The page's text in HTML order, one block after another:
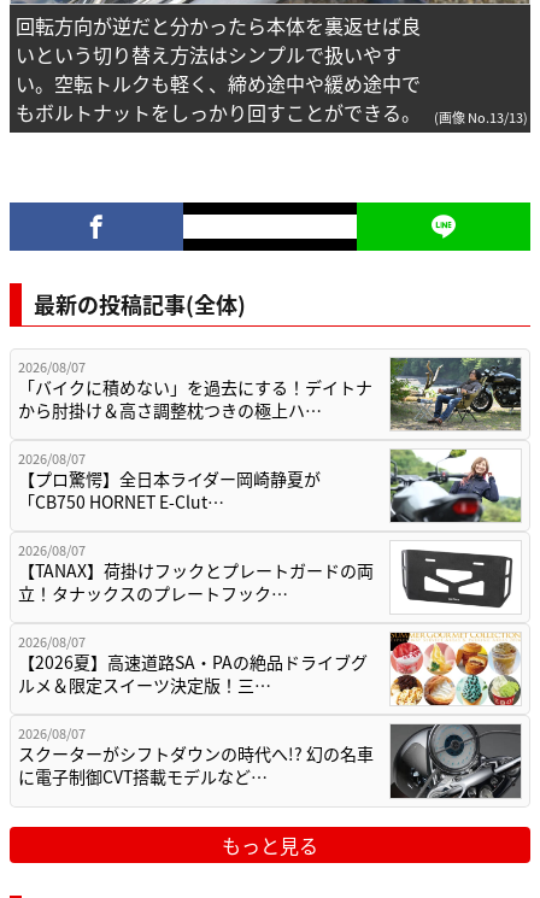
回転方向が逆だと分かったら本体を裏返せば良
いという切り替え方法はシンプルで扱いやす
い。空転トルクも軽く、締め途中や緩め途中で
もボルトナットをしっかり回すことができる。
(画像 No.13/13)
最新の投稿記事(全体)
2026/08/07
「バイクに積めない」を過去にする！デイトナ
から肘掛け＆高さ調整枕つきの極上ハ…
2026/08/07
【プロ驚愕】全日本ライダー岡崎静夏が
「CB750 HORNET E-Clut…
2026/08/07
【TANAX】荷掛けフックとプレートガードの両
立！タナックスのプレートフック…
2026/08/07
【2026夏】高速道路SA・PAの絶品ドライブグ
ルメ＆限定スイーツ決定版！三…
2026/08/07
スクーターがシフトダウンの時代へ!? 幻の名車
に電子制御CVT搭載モデルなど…
もっと見る